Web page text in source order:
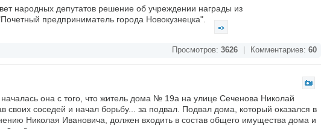
народных депутатов решение об учреждении награды из
предприниматель города Новокузнецка".
Просмотров: 3626 Комментариев: 60
она с того, что житель дома № 19а на улице Сеченова Николай
своих соседей и начал борьбу... за подвал. Подвал дома, который оказался в
Николая Ивановича, должен входить в состав общего имущества дома и